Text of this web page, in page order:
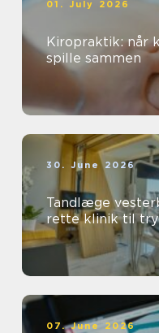
01. July 2026
Kiropraktik: når
spille sammen
30. June 2026
Tandlæge vesterbro sådan
rette klinik til
07. June 2026